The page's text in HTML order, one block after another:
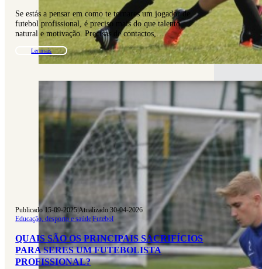
Se estás a pensar em como te tornares um jogador de
futebol profissional, é preciso mais do que talento
natural e motivação. Precisas de contactos,…
Ler mais
Publicado 15-09-2025|Atualizado 30-04-2026
Educação, desporto e saúde|Futebol
QUAIS SÃO OS PRINCIPAIS SACRIFÍCIOS
PARA SERES UM FUTEBOLISTA
PROFISSIONAL?